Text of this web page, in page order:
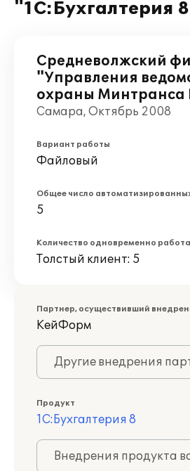
"1С:Бухгалтерия
Средневолжский
"Управления
охраны
Самара, Октябрь 2008
Вариант работы
Файловый
Общее число
5
Количество одновременно
Толстый клиент: 5
Партнер, осуществивший
КейФорм
Другие внедрения
Продукт
1С:Бухгалтерия 8
Внедрения продукта